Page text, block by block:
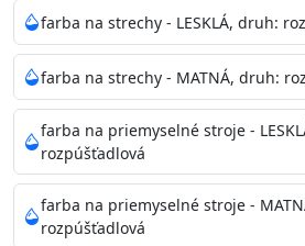
Neaplikujte pri teplote pod 5°C a
pri relatívnej vlhkosti nad 80%.
Nepoužitá farba vyžaduje
bezpečnú likvidáciu.
Riedenie: do 10% vodou, podľa
Doba schnutia na dotyk
farba na strechy - LESKLÁ, druh:
farba na strechy - MATNÁ, druh:
farba na priemyselné stroje -
rozpúšťadlová
farba na priemyselné stroje -
rozpúšťadlová